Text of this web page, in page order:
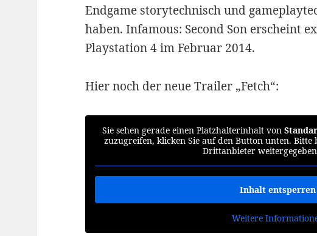
Endgame storytechnisch und
haben. Infamous: Second Son erscheint
Playstation 4 im Februar 2014.
Hier noch der neue Trailer „Fetch“:
Sie sehen gerade einen Platzhalterinhalt von
zuzugreifen, klicken Sie auf den Button unten. Bitte
Drittanbieter
Inhalt entsperren
Weitere